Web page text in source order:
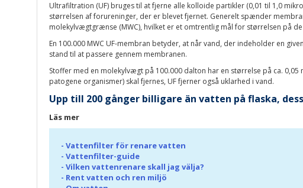
Ultrafiltration (UF) bruges til at fjerne alle kolloide partikler (0,01 til 1,0
størrelsen af ​​forureninger, der er blevet fjernet. Generelt spænder
molekylvægtgrænse (MWC), hvilket er et omtrentlig mål for størrelsen på
En 100.000 MWC UF-membran betyder, at når vand, der indeholder en
stand til at passere gennem membranen.
Stoffer med en molekylvægt på 100.000 dalton har en størrelse på ca.
patogene organismer) skal fjernes, UF fjerner også uklarhed i vand.
Upp till 200 gånger billigare än vatten på flaska,
Läs mer
- Vattenfilter för renare vatten
- Vattenfilter-guide
- Vilken vattenrenare skall jag välja?
- Rent vatten och ren miljö